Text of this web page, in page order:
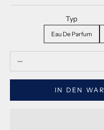
Typ
Eau De Parfum
IN DEN